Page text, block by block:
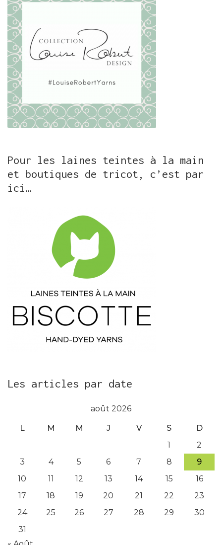
Pour les laines teintes à la main
et boutiques de tricot, c’est par
ici…
Les articles par date
août 2026
L M M J V S
D
1
2
3
4 5 6 7 8
9
10
11 12 13 14 15
16
17
18 19 20 21 22
23
24
25 26 27 28 29
30
31